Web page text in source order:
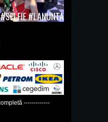
#SELFIE #LANUNTA
-------------